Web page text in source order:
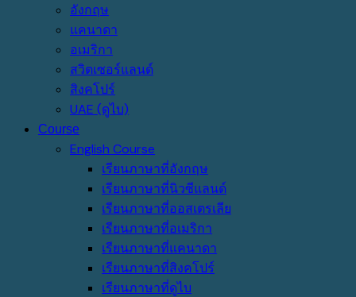
อังกฤษ
แคนาดา
อเมริกา
สวิตเซอร์แลนด์
สิงคโปร์
UAE (ดูไบ)
Course
English Course
เรียนภาษาที่อังกฤษ
เรียนภาษาที่นิวซีแลนด์
เรียนภาษาที่ออสเตรเลีย
เรียนภาษาที่อเมริกา
เรียนภาษาที่แคนาดา
เรียนภาษาที่สิงคโปร์
เรียนภาษาที่ดูไบ